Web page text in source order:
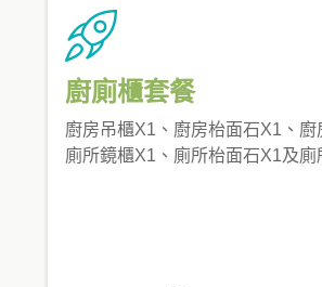
廚廁櫃套餐
廚房吊櫃X1、廚房枱面石X1、廚
廁所鏡櫃X1、廁所枱面石X1及廁